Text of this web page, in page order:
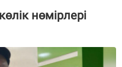
нөмірлері